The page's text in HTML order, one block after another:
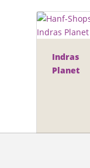
Indras
Planet